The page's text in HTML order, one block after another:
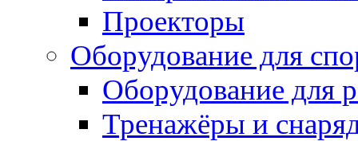
Проекторы
Оборудование для
Оборудование для
Тренажёры и